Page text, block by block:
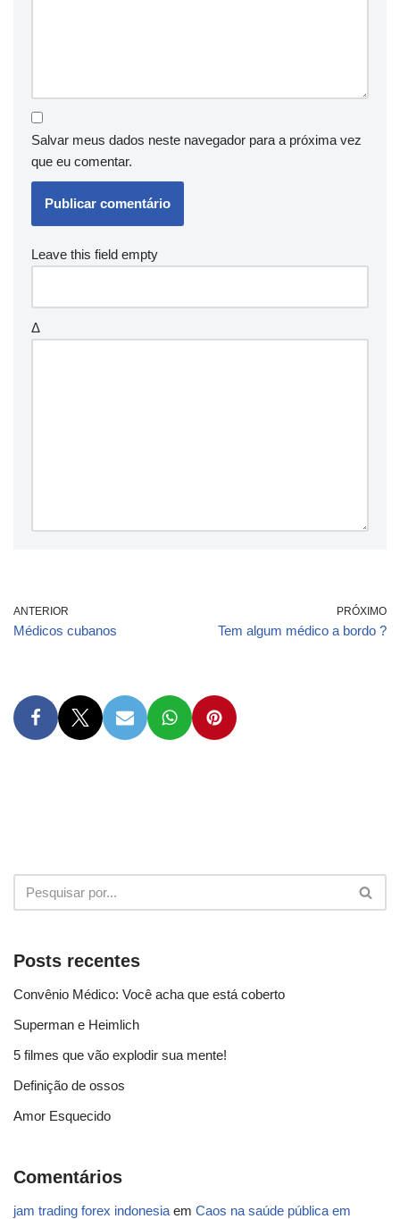
Salvar meus dados neste navegador para a próxima vez
que eu comentar.
Leave this field empty
Δ
ANTERIOR
Médicos cubanos
PRÓXIMO
Tem algum médico a bordo ?
Posts recentes
Convênio Médico: Você acha que está coberto
Superman e Heimlich
5 filmes que vão explodir sua mente!
Definição de ossos
Amor Esquecido
Comentários
jam trading forex indonesia em Caos na saúde pública em